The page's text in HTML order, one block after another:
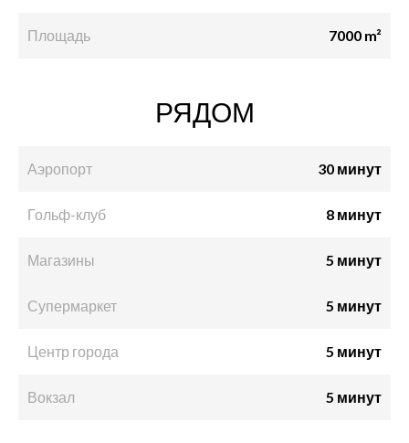
Площадь 7000 m²
РЯДОМ
Аэропорт 30 минут
Гольф-клуб 8 минут
Магазины 5 минут
Супермаркет 5 минут
Центр города 5 минут
Вокзал 5 минут